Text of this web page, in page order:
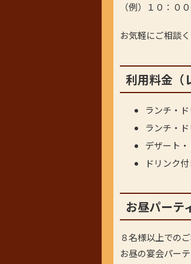
（例）１０：０
お気軽にご相談く
利用料金（
ランチ・
ランチ・
デザート
ドリンク
お昼パーテ
８名様以上での
お昼の宴会パー